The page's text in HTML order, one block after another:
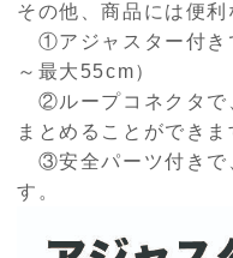
その他、商品には便
①アジャスター付き
～最大55cm）
②ループコネクタで
まとめることができま
③安全パーツ付きで
す。